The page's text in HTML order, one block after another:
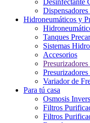
Desinfectante
Hidroneumáticos y
Tanques
Sistemas
Accesorios
Variador de
Para tú casa
Osmosis
Filtros
Filtros